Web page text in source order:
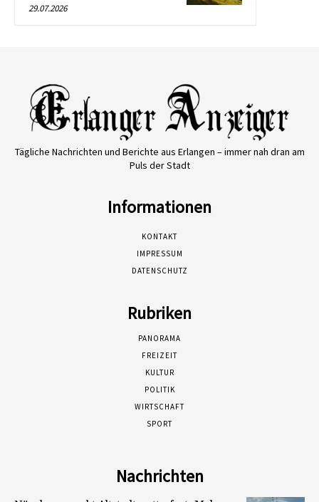
29.07.2026
Tägliche Nachrichten und Berichte aus Erlangen – immer nah dran am
Puls der Stadt
Informationen
KONTAKT
IMPRESSUM
DATENSCHUTZ
Rubriken
PANORAMA
FREIZEIT
KULTUR
POLITIK
WIRTSCHAFT
SPORT
Nachrichten